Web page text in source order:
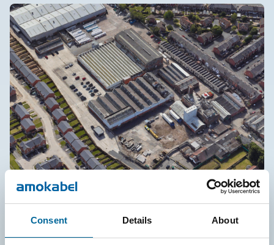
Consent Details About
Leigh, UK